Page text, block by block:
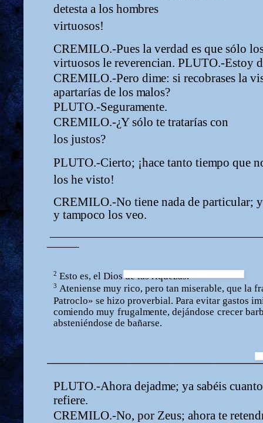
detesta a los hombres
virtuosos!
CREMILO.-Pues la verdad es que sólo
virtuosos le reverencian. PLUTO.-Estoy
CREMILO.-Pero dime: si recobrases la
apartarías de los malos?
PLUTO.-Seguramente.
CREMILO.-¿Y sólo te tratarías con
los justos?
PLUTO.-Cierto; ¡hace tanto tiempo que
los he visto!
CREMILO.-No tiene nada de particular;
y tampoco los veo.
2 Esto es, el Dios de las riquezas.
3 Ateniense muy rico, pero tan miserable, que la fr
Patroclo» se hizo proverbial. Para evitar gastos im
comiendo muy frugalmente, dejándose crecer
absteniéndose de bañarse.
PLUTO.-Ahora dejadme; ya sabéis
refiere.
CREMILO.-No, por Zeus; ahora te